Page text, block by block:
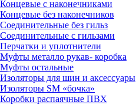
Концевые с наконечниками
Концевые без наконечников
Соединительные без гильз
Соединительные с гильзами
Перчатки и уплотнители
Муфты металло рукав- коробка
Муфты остальные
Изоляторы для шин и аксессуары
Изоляторы SM «бочка»
Коробки распаячные ПВХ